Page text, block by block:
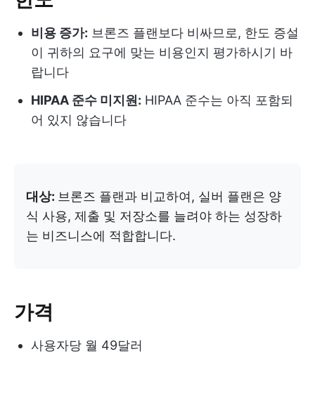
비용 증가: 브론즈 플랜보다 비싸므로, 한도 증설
이 귀하의 요구에 맞는 비용인지 평가하시기 바
랍니다
HIPAA 준수 미지원: HIPAA 준수는 아직 포함되
어 있지 않습니다
대상: 브론즈 플랜과 비교하여, 실버 플랜은 양
식 사용, 제출 및 저장소를 늘려야 하는 성장하
는 비즈니스에 적합합니다.
가격
사용자당 월 49달러